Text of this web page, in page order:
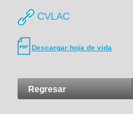
CVLAC
Descargar hoja de vida
Regresar